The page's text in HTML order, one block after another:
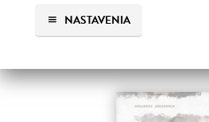
NASTAVENIA
12,60 €
14,00 € ?